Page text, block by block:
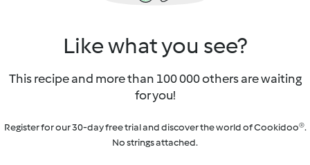
Like what you see?
This recipe and more than 100 000 others are waiting
for you!
Register for our 30-day free trial and discover the world of Cookidoo®.
No strings attached.